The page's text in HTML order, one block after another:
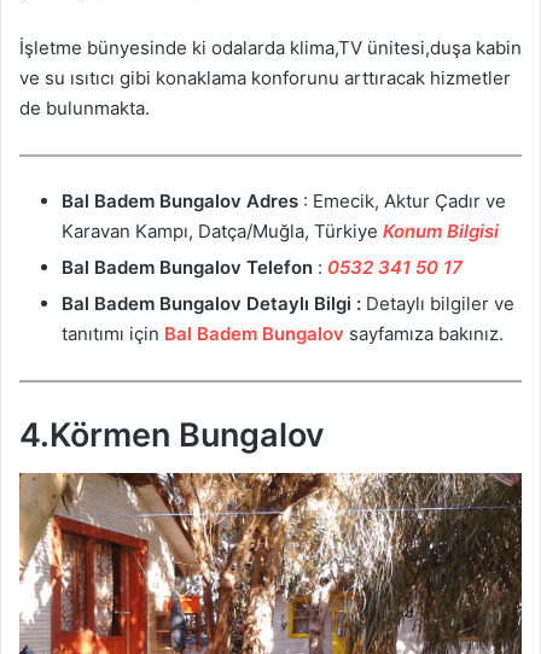
İşletme bünyesinde ki odalarda klima,TV ünitesi,duşa kabin
ve su ısıtıcı gibi konaklama konforunu arttıracak hizmetler
de bulunmakta.
Bal Badem Bungalov Adres : Emecik, Aktur Çadır ve
Karavan Kampı, Datça/Muğla, Türkiye Konum Bilgisi
Bal Badem Bungalov Telefon : 0532 341 50 17
Bal Badem Bungalov Detaylı Bilgi : Detaylı bilgiler ve
tanıtımı için Bal Badem Bungalov sayfamıza bakınız.
4.Körmen Bungalov